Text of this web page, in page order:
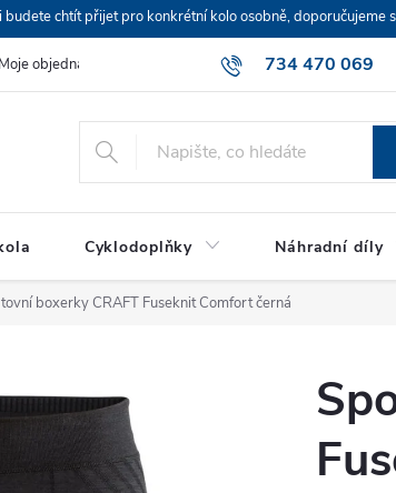
chtít přijet pro konkrétní kolo osobně,
734 470 069
Moje objednávka
Cyklodoplňky Náhradní díly
boxerky CRAFT Fuseknit Comfort černá